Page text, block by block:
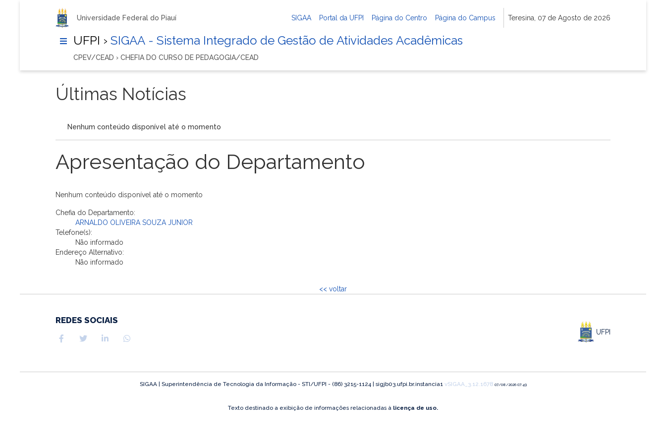
Universidade Federal do Piauí SIGAA Portal da UFPI Página do Centro Página do Campus Teresina, 07 de Agosto de 2026
UFPI › SIGAA - Sistema Integrado de Gestão de Atividades Acadêmicas
CPEV/CEAD › CHEFIA DO CURSO DE PEDAGOGIA/CEAD
Últimas Notícias
Nenhum conteúdo disponível até o momento
Apresentação do Departamento
Nenhum conteúdo disponível até o momento
Chefia do Departamento:
ARNALDO OLIVEIRA SOUZA JUNIOR
Telefone(s):
Não informado
Endereço Alternativo:
Não informado
<< voltar
REDES SOCIAIS
UFPI
SIGAA | Superintendência de Tecnologia da Informação - STI/UFPI - (86) 3215-1124 | sigjb03.ufpi.br.instancia1 vSIGAA_3.12.1678 07/08/2026 07:49
Texto destinado a exibição de informações relacionadas à licença de uso.